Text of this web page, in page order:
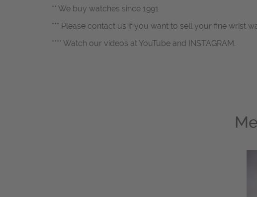
** We buy watches since 1991
*** Please contact us if you want to sell your fine wrist
**** Watch our videos at YouTube and INSTAGRAM.